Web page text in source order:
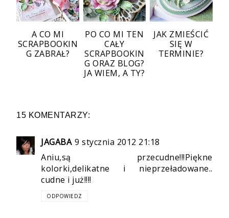
A CO MI
SCRAPBOOKIN
G ZABRAŁ?
PO CO MI TEN
CAŁY
SCRAPBOOKIN
G ORAZ BLOG?
JA WIEM, A TY?
JAK ZMIEŚCIĆ
SIĘ W
TERMINIE?
15 KOMENTARZY:
JAGABA 9 stycznia 2012 21:18
Aniu,są przecudne!!!Piękne
kolorki,delikatne i nieprzeładowane..
cudne i już!!!!
ODPOWIEDZ